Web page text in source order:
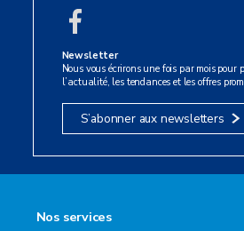
Newsletter
Nous vous écrirons une fois par mois pour
l’actualité, les tendances et les offres
S’abonner aux newsletters
Nos services